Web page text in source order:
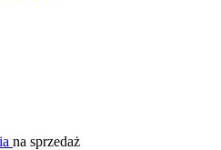
na sprzedaż